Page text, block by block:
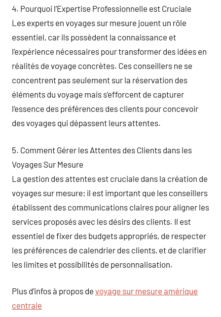
4. Pourquoi l’Expertise Professionnelle est Cruciale
Les experts en voyages sur mesure jouent un rôle
essentiel, car ils possèdent la connaissance et
l’expérience nécessaires pour transformer des idées en
réalités de voyage concrètes. Ces conseillers ne se
concentrent pas seulement sur la réservation des
éléments du voyage mais s’efforcent de capturer
l’essence des préférences des clients pour concevoir
des voyages qui dépassent leurs attentes.
5. Comment Gérer les Attentes des Clients dans les
Voyages Sur Mesure
La gestion des attentes est cruciale dans la création de
voyages sur mesure; il est important que les conseillers
établissent des communications claires pour aligner les
services proposés avec les désirs des clients. Il est
essentiel de fixer des budgets appropriés, de respecter
les préférences de calendrier des clients, et de clarifier
les limites et possibilités de personnalisation.
Plus d’infos à propos de voyage sur mesure amérique
centrale